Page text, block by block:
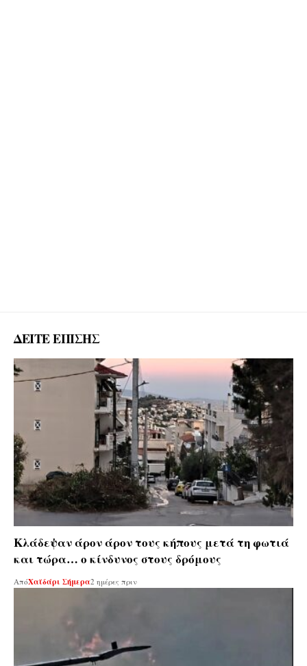
ΔΕΙΤΕ ΕΠΙΣΗΣ
Κλάδεψαν άρον άρον τους κήπους μετά τη φωτιά
και τώρα… ο κίνδυνος στους δρόμους
ΑπόΧαϊδάρι Σήμερα2 ημέρες πριν